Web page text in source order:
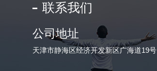
联系我们
公司地址
天津市静海区经济开发新区广海道19号